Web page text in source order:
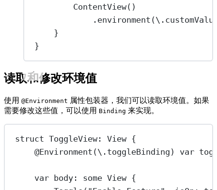
ContentView()
. environment
}
}
读取和修改环境值
使用 @Environment 属性包装器，我们可以读取环境值。如果
需要修改这些值，可以使用 Binding 来实现。
struct ToggleView: View {
@Environment (\.toggleBinding) var
var body: some View {